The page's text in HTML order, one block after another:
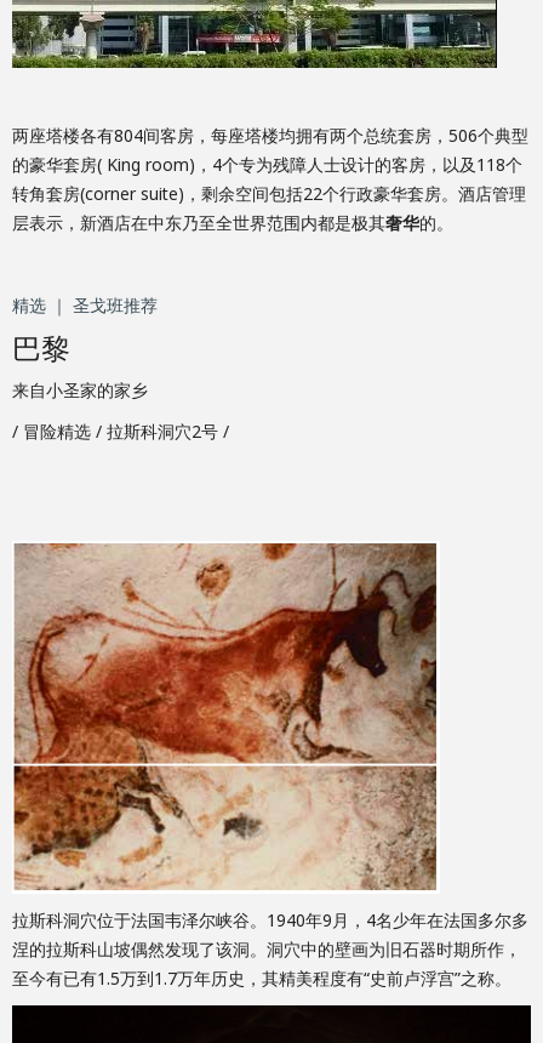
两座塔楼各有804间客房，每座塔楼均拥有两个总统套房，506个典型
的豪华套房( King room)，4个专为残障人士设计的客房，以及118个
转角套房(corner suite)，剩余空间包括22个行政豪华套房。酒店管理
层表示，新酒店在中东乃至全世界范围内都是极其奢华的。
精选 ｜ 圣戈班推荐
巴黎
来自小圣家的家乡
/ 冒险精选 / 拉斯科洞穴2号 /
拉斯科洞穴位于法国韦泽尔峡谷。1940年9月，4名少年在法国多尔多
涅的拉斯科山坡偶然发现了该洞。洞穴中的壁画为旧石器时期所作，
至今有已有1.5万到1.7万年历史，其精美程度有“史前卢浮宫”之称。